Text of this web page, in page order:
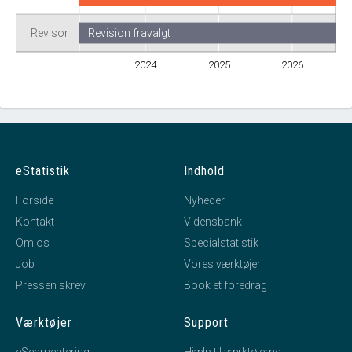
Revisor
2024 2025 2026
Revision fravalgt
eStatistik
Forside
Kontakt
Om os
Job
Pressen skrev
Indhold
Nyheder
Vidensbank
Specialstatistik
Vores værktøjer
Book et foredrag
Værktøjer Support